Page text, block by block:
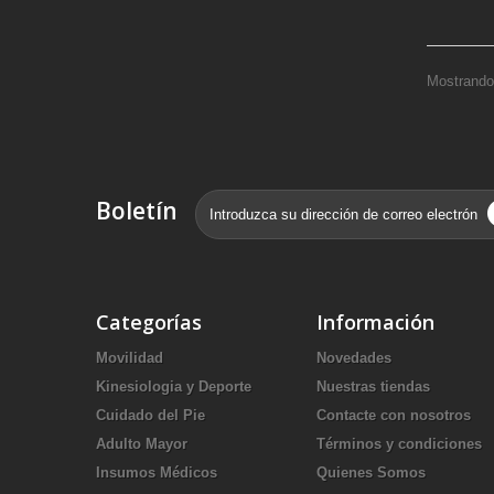
Boletín
Categorías
Movilidad
Kinesiologia y Deporte
Cuidado del Pie
Adulto Mayor
Insumos Médicos
Información
Novedades
Nuestras tiendas
Contacte con nosotros
Términos y condiciones
Quienes Somos